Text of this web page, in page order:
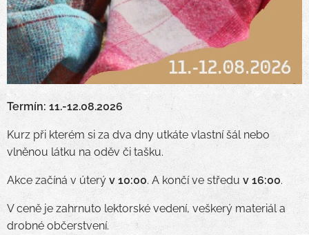
Termín: 11.-12.08.2026
Kurz při kterém si za dva dny utkáte vlastní šál nebo
vlněnou látku na oděv či tašku.
Akce začíná v úterý v 10:00. A končí ve středu v 16:00.
V ceně je zahrnuto lektorské vedení, veškerý materiál a
drobné občerstvení.